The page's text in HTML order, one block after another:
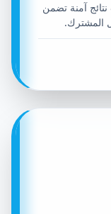
آمنة تضمن
المشترك.